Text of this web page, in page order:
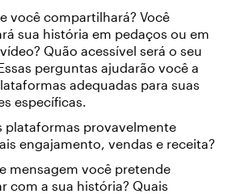
você compartilhará? Você
sua história em pedaços ou em
Quão acessível será o seu
perguntas ajudarão você a
adequadas para suas
específicas.
plataformas provavelmente
engajamento, vendas e receita?
mensagem você pretende
com a sua história? Quais